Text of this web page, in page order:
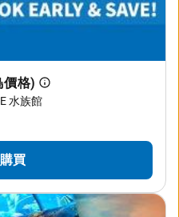
價格)
水族館
買